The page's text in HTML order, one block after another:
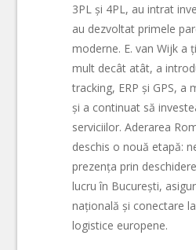
3PL și 4PL, au intrat
au dezvoltat primele
moderne. E. van Wijk a
mult decât atât, a
tracking, ERP și GPS, a
și a continuat să
serviciilor. Aderarea
deschis o nouă etapă:
prezența prin
lucru în București,
națională și conectare
logistice europene.